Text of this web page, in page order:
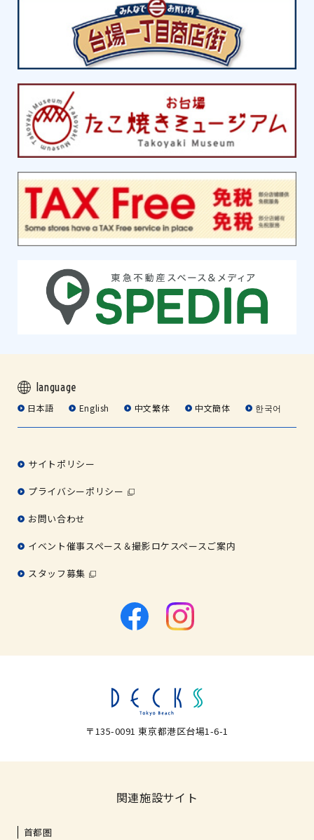
language
日本語 English 中文繁体 中文簡体 한국어
サイトポリシー
プライバシーポリシー
お問い合わせ
イベント催事スペース＆撮影ロケスペースご案内
スタッフ募集
〒135-0091 東京都港区台場1-6-1
関連施設サイト
首都圏